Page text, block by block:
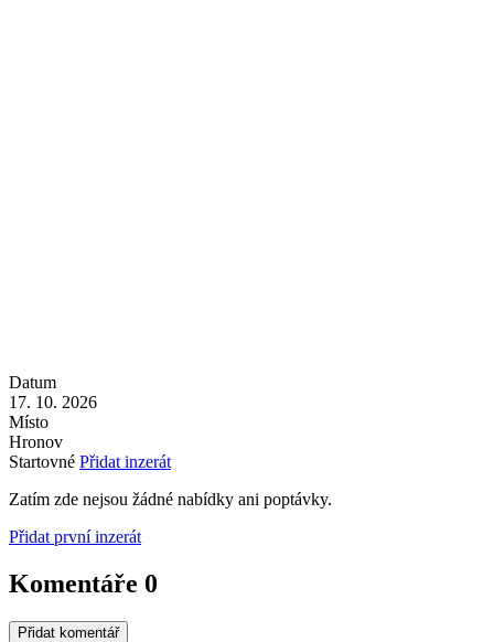
Datum
17. 10. 2026
Místo
Hronov
Startovné Přidat inzerát
Zatím zde nejsou žádné nabídky ani poptávky.
Přidat první inzerát
Komentáře 0
Přidat komentář